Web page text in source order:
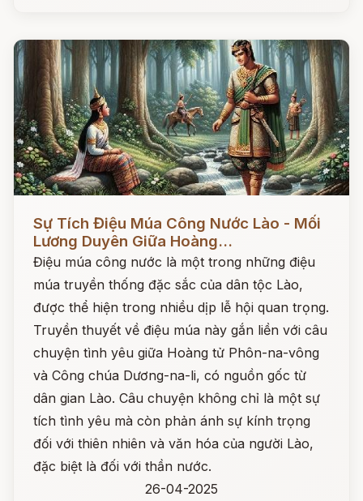
Sự Tích Điệu Múa Công Nước Lào - Mối
Lương Duyên Giữa Hoàng...
Điệu múa công nước là một trong những điệu
múa truyền thống đặc sắc của dân tộc Lào,
được thể hiện trong nhiều dịp lễ hội quan trọng.
Truyền thuyết về điệu múa này gắn liền với câu
chuyện tình yêu giữa Hoàng tử Phôn-na-vông
và Công chúa Dương-na-li, có nguồn gốc từ
dân gian Lào. Câu chuyện không chỉ là một sự
tích tình yêu mà còn phản ánh sự kính trọng
đối với thiên nhiên và văn hóa của người Lào,
đặc biệt là đối với thần nước.
26-04-2025